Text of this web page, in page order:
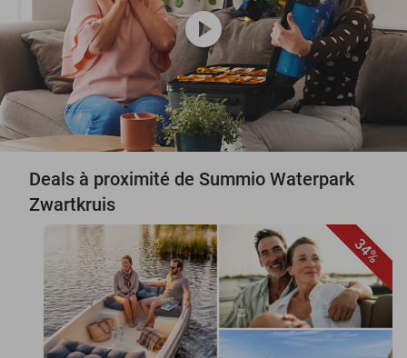
play_circle
Deals à proximité de Summio Waterpark
Zwartkruis
34%